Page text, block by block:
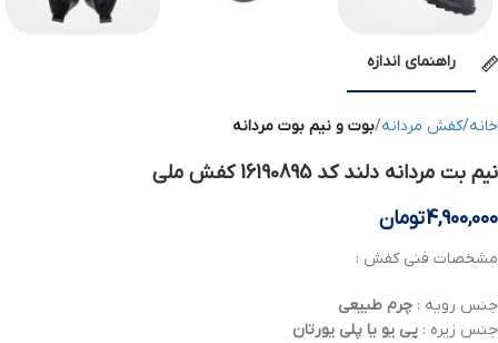
راهنمای اندازه
خانه کفش مردانه بوت و نیم بوت مردانه
نیم بت مردانه دلند کد 16190895 کفش ملی
4,900,000تومان
مشخصات فنی کفش :
جنس رویه : چرم طبیعی
جنس زیره : پی یو یا پلی یورتان